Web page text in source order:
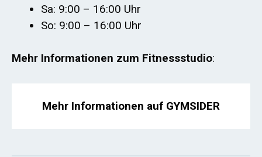
Sa: 9:00 – 16:00 Uhr
So: 9:00 – 16:00 Uhr
Mehr Informationen zum Fitnessstudio:
Mehr Informationen auf GYMSIDER